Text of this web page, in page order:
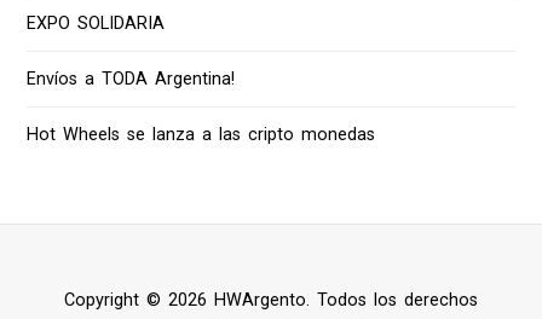
EXPO SOLIDARIA
Envíos a TODA Argentina!
Hot Wheels se lanza a las cripto monedas
Copyright © 2026 HWArgento. Todos los derechos